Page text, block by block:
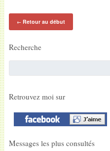
←Retour au début
Recherche
Retrouvez moi sur
Messages les plus consultés